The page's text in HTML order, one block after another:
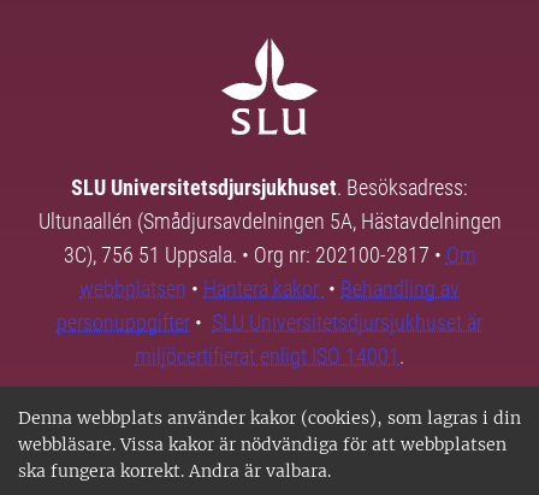
Denna webbplats använder kakor (cookies), som lagras i din
webbläsare. Vissa kakor är nödvändiga för att webbplatsen
ska fungera korrekt. Andra är valbara.
SLU Universitetsdjursjukhuset. Besöksadress:
Ultunaallén (Smådjursavdelningen 5A, Hästavdelningen
3C), 756 51 Uppsala. • Org nr: 202100-2817 • Om
webbplatsen • Hantera kakor • Behandling av
personuppgifter • SLU Universitetsdjursjukhuset är
miljöcertifierat enligt ISO 14001.